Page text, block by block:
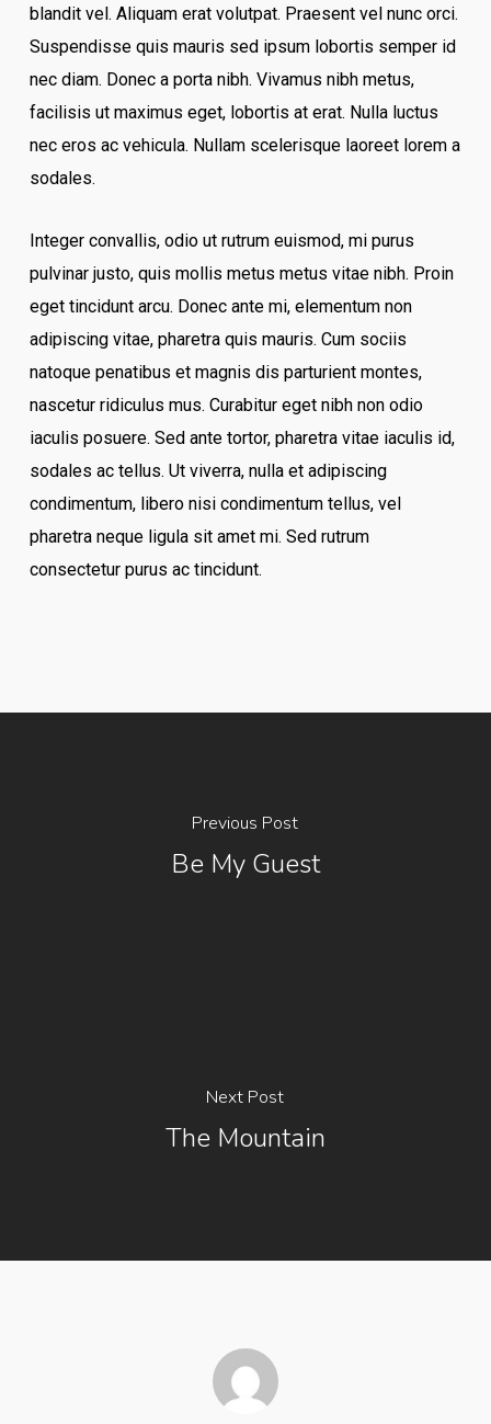
blandit vel. Aliquam erat volutpat. Praesent vel nunc orci.
Suspendisse quis mauris sed ipsum lobortis semper id
nec diam. Donec a porta nibh. Vivamus nibh metus,
facilisis ut maximus eget, lobortis at erat. Nulla luctus
nec eros ac vehicula. Nullam scelerisque laoreet lorem a
sodales.
Integer convallis, odio ut rutrum euismod, mi purus
pulvinar justo, quis mollis metus metus vitae nibh. Proin
eget tincidunt arcu. Donec ante mi, elementum non
adipiscing vitae, pharetra quis mauris. Cum sociis
natoque penatibus et magnis dis parturient montes,
nascetur ridiculus mus. Curabitur eget nibh non odio
iaculis posuere. Sed ante tortor, pharetra vitae iaculis id,
sodales ac tellus. Ut viverra, nulla et adipiscing
condimentum, libero nisi condimentum tellus, vel
pharetra neque ligula sit amet mi. Sed rutrum
consectetur purus ac tincidunt.
Previous Post
Be My Guest
Next Post
The Mountain